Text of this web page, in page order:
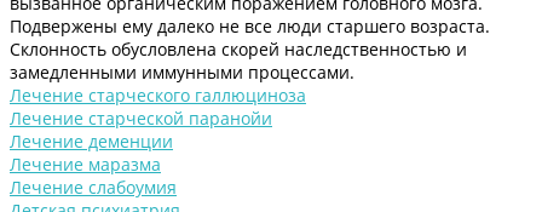
Подвержены ему далеко не все люди старшего возраста.
Склонность обусловлена скорей наследственностью и
замедленными иммунными процессами.
Лечение старческого галлюциноза
Лечение старческой паранойи
Лечение деменции
Лечение маразма
Лечение слабоумия